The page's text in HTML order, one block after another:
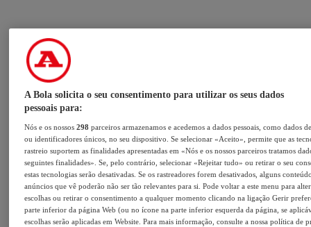
A Bola solicita o seu consentimento para utilizar os seus dados
pessoais para:
Nós e os nossos298 parceiros armazenamos e acedemos a dados pessoais, como dados
ou identificadores únicos, no seu dispositivo. Se selecionar «Aceito», permite que as
rastreio suportem as finalidades apresentadas em «Nós e os nossos parceiros tratamos
seguintes finalidades». Se, pelo contrário, selecionar «Rejeitar tudo» ou retirar o seu
estas tecnologias serão desativadas. Se os rastreadores forem desativados, alguns
anúncios que vê poderão não ser tão relevantes para si. Pode voltar a este menu para
escolhas ou retirar o consentimento a qualquer momento clicando na ligação Gerir
parte inferior da página Web (ou no ícone na parte inferior esquerda da página, se
escolhas serão aplicadas em Website. Para mais informação, consulte a nossa política de